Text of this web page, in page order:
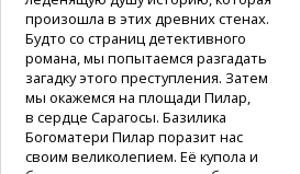
произошла в этих древних стенах.
Будто со страниц детективного
романа, мы попытаемся разгадать
загадку этого преступления. Затем
мы окажемся на площади Пилар,
в сердце Сарагосы. Базилика
Богоматери Пилар поразит нас
своим великолепием. Её купола и